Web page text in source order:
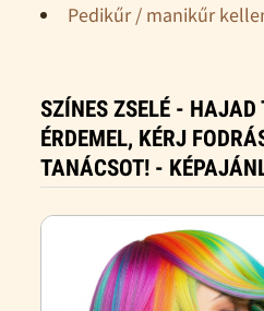
Pedikűr / manikűr
SZÍNES ZSELÉ - HAJAD
ÉRDEMEL, KÉRJ
TANÁCSOT! -